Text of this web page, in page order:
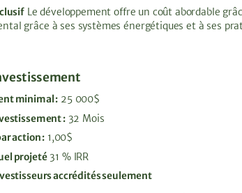
Le développement offre un coût abordable
grâce à ses systèmes énergétiques et à ses
minimal : 25 000$
:32 Mois
action : 1,00$
projeté31 % IRR
accrédités seulement